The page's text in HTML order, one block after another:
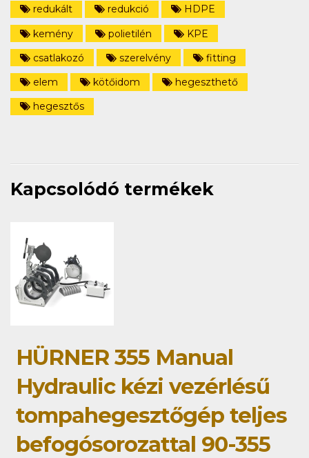
redukált
redukció
HDPE
kemény
polietilén
KPE
csatlakozó
szerelvény
fitting
elem
kötőidom
hegeszthető
hegesztős
Kapcsolódó termékek
HÜRNER 355 Manual
Hydraulic kézi vezérlésű
tompahegesztőgép teljes
befogósorozattal 90-355